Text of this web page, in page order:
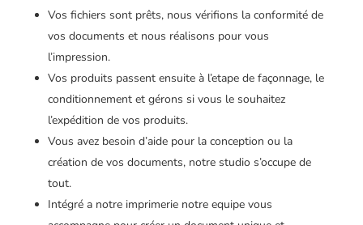
Vos fichiers sont prêts, nous vérifions la conformité de
vos documents et nous réalisons pour vous
l’impression.
Vos produits passent ensuite à l’etape de façonnage, le
conditionnement et gérons si vous le souhaitez
l’expédition de vos produits.
Vous avez besoin d’aide pour la conception ou la
création de vos documents, notre studio s’occupe de
tout.
Intégré a notre imprimerie notre equipe vous